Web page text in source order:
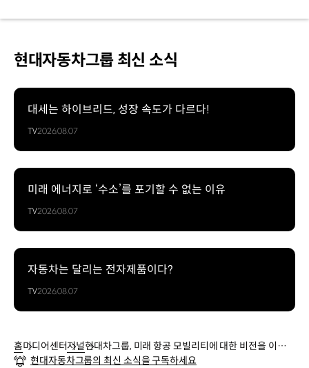
현대자동차그룹 최신 소식
대세는 하이브리드, 성장 속도가 다르다!
TV2026.08.07
미래 에너지로 ‘수소’를 포기할 수 없는 이유
TV2026.08.07
자동차는 달리는 전자제품이다?
TV2026.08.07
홈미디어센터저널현대차그룹, 미래 항공 모빌리티에 대한 비전을 이야기
하다
현대자동차그룹의 최신 소식을 구독하세요